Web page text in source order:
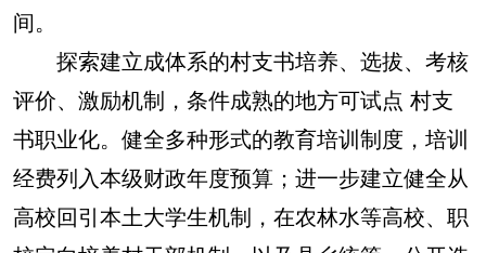
间。
探索建立成体系的村支书培养、选拔、考核
评价、激励机制，条件成熟的地方可试点 村支
书职业化。健全多种形式的教育培训制度，培训
经费列入本级财政年度预算；进一步建立健全从
高校回引本土大学生机制，在农林水等高校、职